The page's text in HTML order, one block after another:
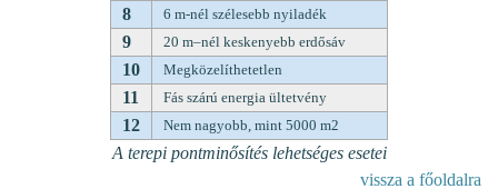
8 6 m-nél szélesebb nyiladék
9 20 m–nél keskenyebb erdősáv
10 Megközelíthetetlen
11 Fás szárú energia ültetvény
12 Nem nagyobb, mint 5000 m2
A terepi pontminősítés lehetséges esetei
vissza a főoldalra